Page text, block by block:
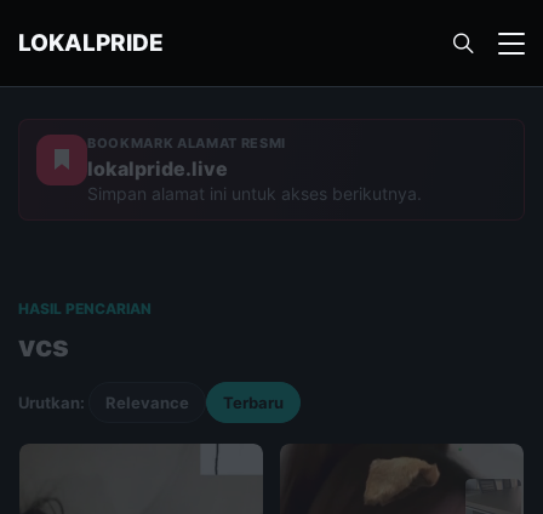
LOKALPRIDE
BOOKMARK ALAMAT RESMI
lokalpride.live
Simpan alamat ini untuk akses berikutnya.
HASIL PENCARIAN
vcs
Urutkan: Relevance Terbaru